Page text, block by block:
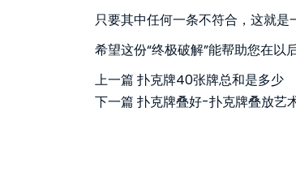
只要其中任何一条不符合，这就是
希望这份“终极破解”能帮助您在以
上一篇 扑克牌40张牌总和是多少
下一篇 扑克牌叠好-扑克牌叠放艺